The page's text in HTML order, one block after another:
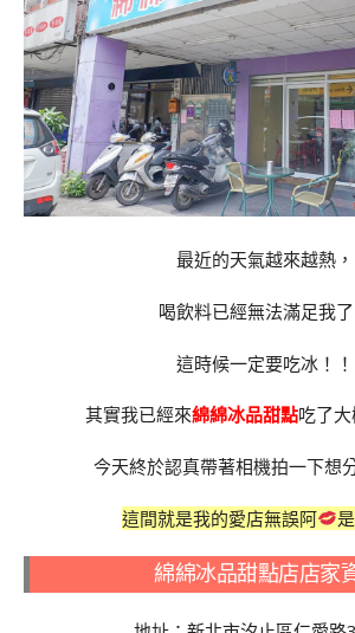
最近的天氣越來越熱，
喝飲料已經無法滿足我了
這時候一定要吃冰！！
其實我已經來綿綿冰品甜點吃了大
今天終於認真帶著相機拍一下想
這間就是我的愛店無誤阿
綿綿冰品甜點店店家